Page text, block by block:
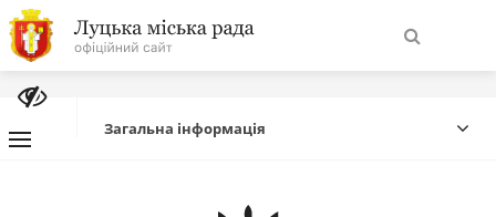
На
головну
Загальна інформація